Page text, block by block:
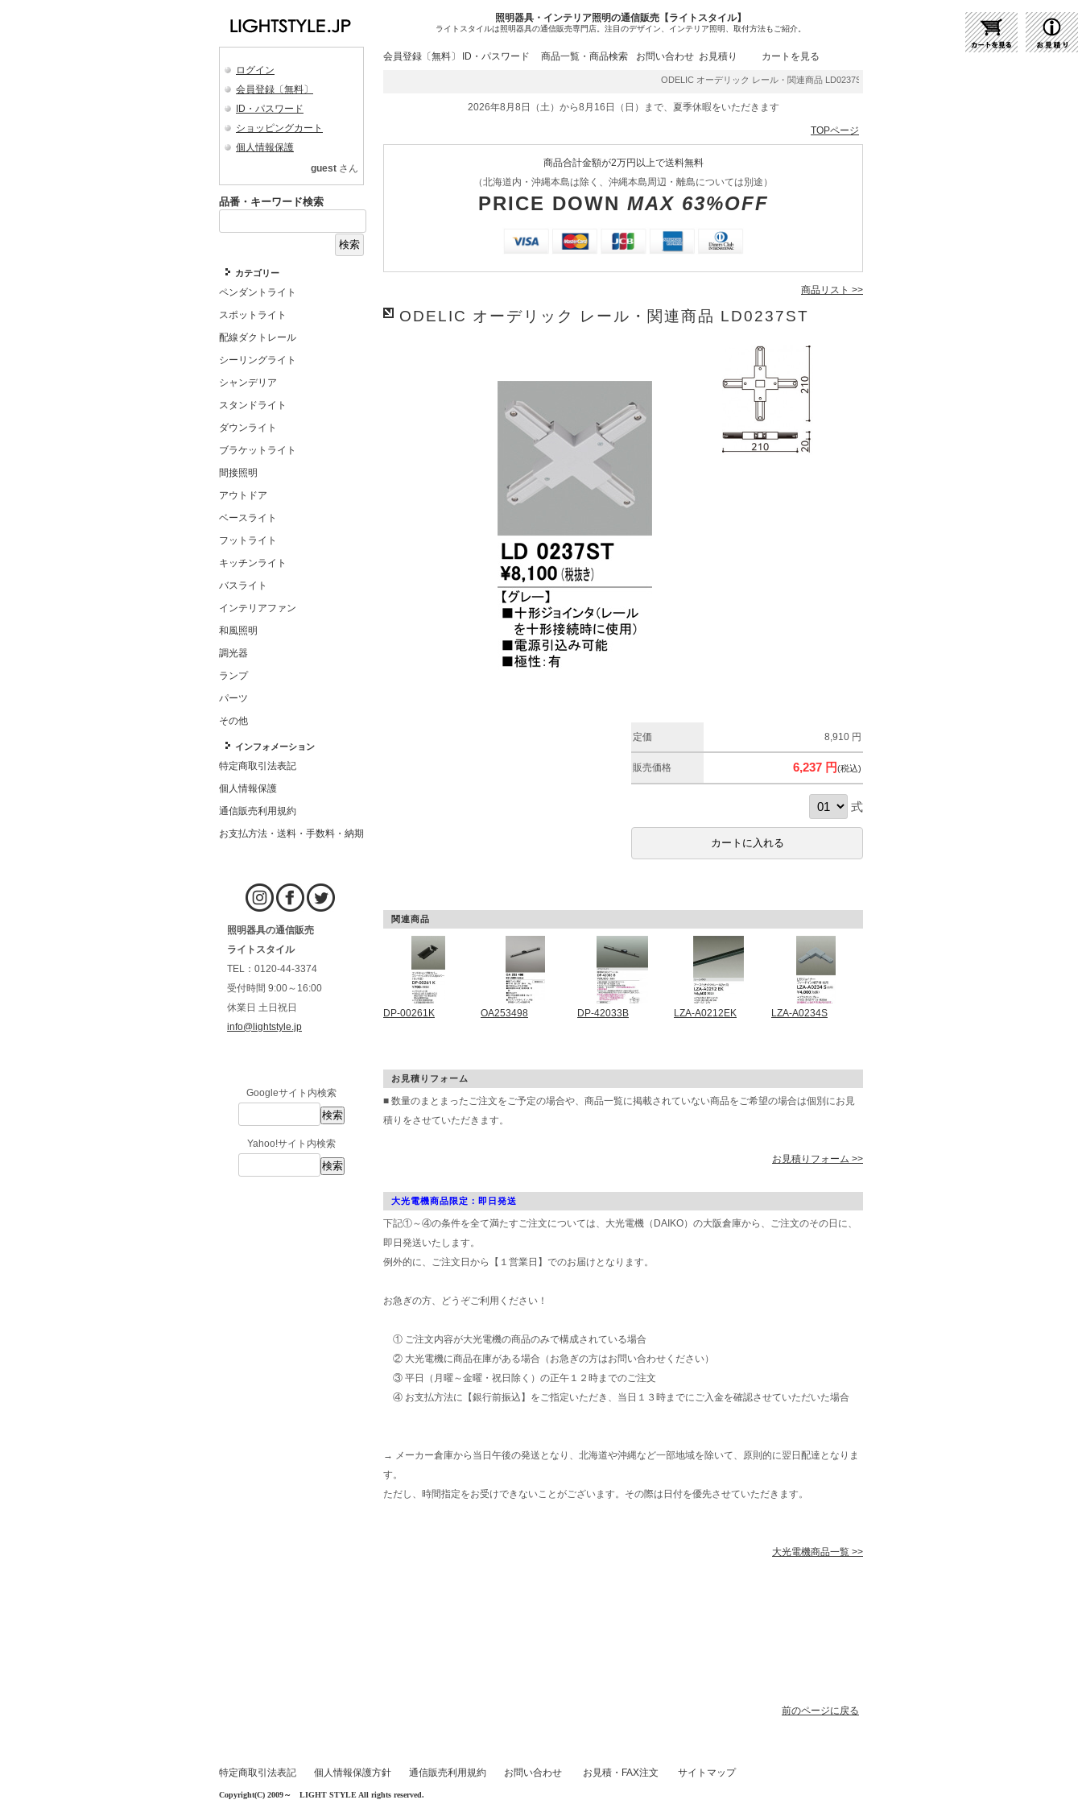
照明器具・インテリア照明の通信販売【ライトスタイル】
ライトスタイルは照明器具の通信販売専門店。注目のデザイン、インテリア照明、取付方法もご紹介。
ログイン
会員登録〔無料〕
ID・パスワード
ショッピングカート
個人情報保護
guest さん
品番・キーワード検索
カテゴリー
ペンダントライト
スポットライト
配線ダクトレール
シーリングライト
シャンデリア
スタンドライト
ダウンライト
ブラケットライト
間接照明
アウトドア
ベースライト
フットライト
キッチンライト
バスライト
インテリアファン
和風照明
調光器
ランプ
パーツ
その他
インフォメーション
特定商取引法表記
個人情報保護
通信販売利用規約
お支払方法・送料・手数料・納期
照明器具の通信販売
ライトスタイル
TEL：0120-44-3374
受付時間 9:00～16:00
休業日 土日祝日
info@lightstyle.jp
Googleサイト内検索
Yahoo!サイト内検索
会員登録〔無料〕 ID・パスワード 商品一覧・商品検索 お問い合わせ お見積り カートを見る
ODELIC オーデリック レール・関連商品 LD0237ST | 商品紹介 | 照明器具の通販・インテリア照明の通信販
2026年8月8日（土）から8月16日（日）まで、夏季休暇をいただきます
TOPページ
商品合計金額が2万円以上で送料無料
（北海道内・沖縄本島は除く、沖縄本島周辺・離島については別途）
PRICE DOWN MAX 63%OFF
商品リスト >>
ODELIC オーデリック レール・関連商品 LD0237ST
定価 8,910 円
販売価格 6,237 円(税込)
式
関連商品
DP-00261K OA253498 DP-42033B LZA-A0212EK LZA-A0234S
お見積りフォーム
■ 数量のまとまったご注文をご予定の場合や、商品一覧に掲載されていない商品をご希望の場合は個別にお見
積りをさせていただきます。
お見積りフォーム >>
大光電機商品限定：即日発送
下記①～④の条件を全て満たすご注文については、大光電機（DAIKO）の大阪倉庫から、ご注文のその日に、
即日発送いたします。
例外的に、ご注文日から【１営業日】でのお届けとなります。
お急ぎの方、どうぞご利用ください！
① ご注文内容が大光電機の商品のみで構成されている場合
② 大光電機に商品在庫がある場合（お急ぎの方はお問い合わせください）
③ 平日（月曜～金曜・祝日除く）の正午１２時までのご注文
④ お支払方法に【銀行前振込】をご指定いただき、当日１３時までにご入金を確認させていただいた場合
→ メーカー倉庫から当日午後の発送となり、北海道や沖縄など一部地域を除いて、原則的に翌日配達となりま
す。
ただし、時間指定をお受けできないことがございます。その際は日付を優先させていただきます。
大光電機商品一覧 >>
前のページに戻る
特定商取引法表記 個人情報保護方針 通信販売利用規約 お問い合わせ お見積・FAX注文 サイトマップ
Copyright(C) 2009～ LIGHT STYLE All rights reserved.